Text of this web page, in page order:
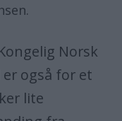
Norsk
også for et
lite